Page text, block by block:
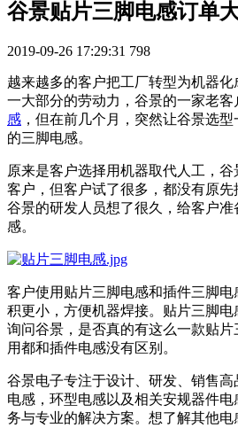
谷景贴片三脚电感订单
2019-09-26 17:29:31 798
越来越多的客户把工厂转型为机器
一大部分的劳动力，谷景的一家老客
感 ，但在前几个月，突然让谷景选型
的三脚电感。
原来是客户选择用机器取代人工，谷
客户，但客户试了很多，都没有原先
谷景的研发人员想了很久，给客户
感。
客户使用贴片三脚电感和插件三脚
积更小，方便机器焊接。贴片三脚
询问谷景，是否真的有这么一款贴
用都和插件电感没有区别。
谷景电子专注于设计、研发、销售
电感，环型电感以及相关安规器件
务与专业的解决方案。想了解其他